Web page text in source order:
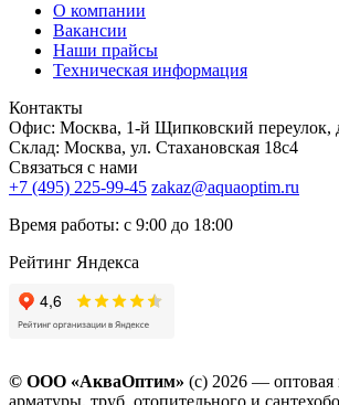
О компании
Вакансии
Наши прайсы
Техническая информация
Контакты
Офис: Москва, 1-й Щипковский переулок,
Склад: Москва, ул. Стахановская 18с4
Связаться с нами
+7 (495) 225-99-45 zakaz@aquaoptim.ru
Время работы: с 9:00 до 18:00
Рейтинг Яндекса
© ООО «АкваОптим» (с) 2026 — оптовая